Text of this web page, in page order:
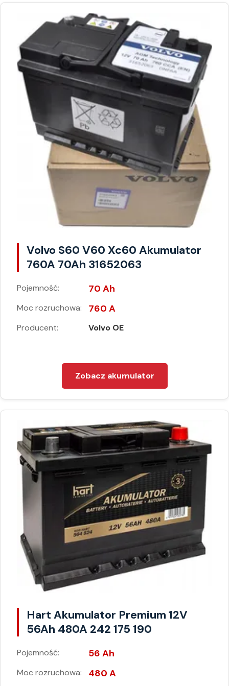
Volvo S60 V60 Xc60 Akumulator
760A 70Ah 31652063
Pojemność: 70 Ah
Moc rozruchowa: 760 A
Producent: Volvo OE
Zobacz akumulator
Hart Akumulator Premium 12V
56Ah 480A 242 175 190
Pojemność: 56 Ah
Moc rozruchowa: 480 A